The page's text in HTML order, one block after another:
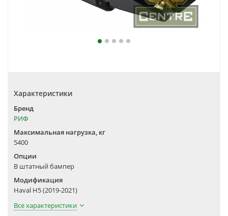
Характеристики
Бренд
РИФ
Максимальная нагрузка, кг
5400
Опции
В штатный бампер
Модификация
Haval H5 (2019-2021)
Все характеристики